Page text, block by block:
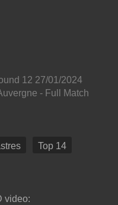
12 27/01/2024
- Full Match
Top 14
video: